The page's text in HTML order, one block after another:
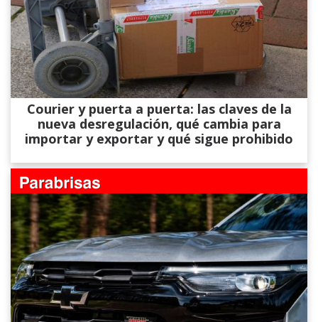
Courier y puerta a puerta: las claves de la
nueva desregulación, qué cambia para
importar y exportar y qué sigue prohibido